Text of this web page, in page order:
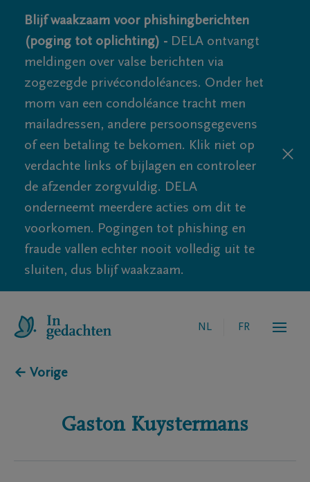
Blijf waakzaam voor phishingberichten
(poging tot oplichting) - DELA ontvangt
meldingen over valse berichten via
zogezegde privécondoléances. Onder het
mom van een condoléance tracht men
mailadressen, andere persoonsgegevens
of een betaling te bekomen. Klik niet op
verdachte links of bijlagen en controleer
de afzender zorgvuldig. DELA
onderneemt meerdere acties om dit te
voorkomen. Pogingen tot phishing en
fraude vallen echter nooit volledig uit te
sluiten, dus blijf waakzaam.
NL FR
← Vorige
Gaston Kuystermans